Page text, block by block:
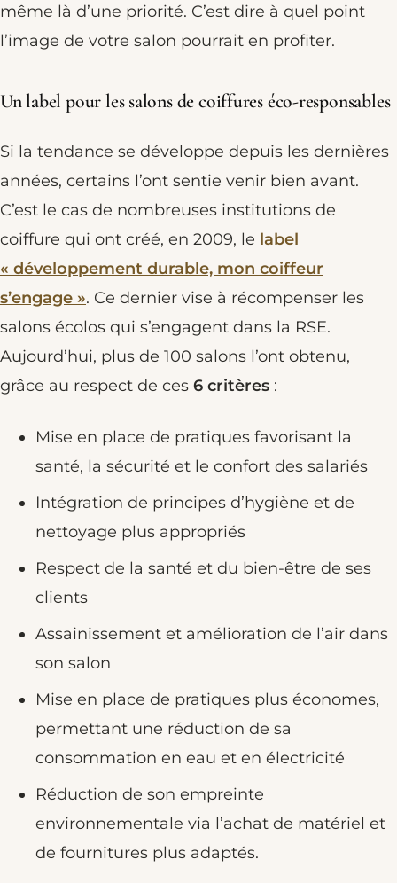
même là d’une priorité. C’est dire à quel point
l’image de votre salon pourrait en profiter.
Un label pour les salons de coiffures éco-responsables
Si la tendance se développe depuis les dernières
années, certains l’ont sentie venir bien avant.
C’est le cas de nombreuses institutions de
coiffure qui ont créé, en 2009, le label
« développement durable, mon coiffeur
s’engage ». Ce dernier vise à récompenser les
salons écolos qui s’engagent dans la RSE.
Aujourd’hui, plus de 100 salons l’ont obtenu,
grâce au respect de ces 6 critères :
Mise en place de pratiques favorisant la
santé, la sécurité et le confort des salariés
Intégration de principes d’hygiène et de
nettoyage plus appropriés
Respect de la santé et du bien-être de ses
clients
Assainissement et amélioration de l’air dans
son salon
Mise en place de pratiques plus économes,
permettant une réduction de sa
consommation en eau et en électricité
Réduction de son empreinte
environnementale via l’achat de matériel et
de fournitures plus adaptés.